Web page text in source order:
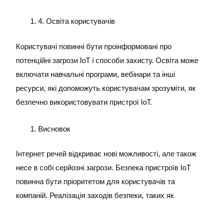
4. Освіта користувачів
Користувачі повинні бути проінформовані про
потенційні загрози IoT і способи захисту. Освіта може
включати навчальні програми, вебінари та інші
ресурси, які допоможуть користувачам зрозуміти, як
безпечно використовувати пристрої IoT.
Висновок
Інтернет речей відкриває нові можливості, але також
несе в собі серйозні загрози. Безпека пристроїв IoT
повинна бути пріоритетом для користувачів та
компаній. Реалізація заходів безпеки, таких як